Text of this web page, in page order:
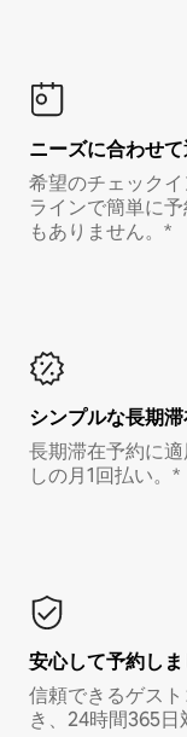
ニーズに合わせ
希望のチェック
ラインで簡単に
もありません。*
シンプルな長期
長期滞在予約に
しの月1回払い。*
安心して予約しま
信頼できるゲス
き、24時間365日